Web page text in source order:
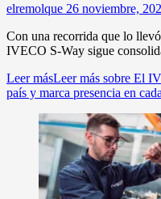
elremolque 26 noviembre,
Con una recorrida que lo
IVECO S-Way sigue
Leer másLeer más sobre El
país y marca presencia en